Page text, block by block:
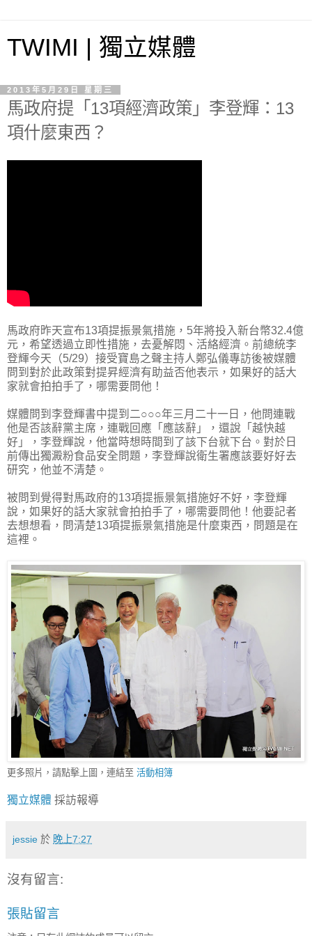
TWIMI | 獨立媒體
2013年5月29日 星期三
馬政府提「13項經濟政策」李登輝：13
項什麼東西？
馬政府昨天宣布13項提振景氣措施，5年將投入新台幣32.4億
元，希望透過立即性措施，去憂解悶、活絡經濟。前總統李
登輝今天（5/29）接受寶島之聲主持人鄭弘儀專訪後被媒體
問到對於此政策對提昇經濟有助益否他表示，如果好的話大
家就會拍拍手了，哪需要問他！
媒體問到李登輝書中提到二○○○年三月二十一日，他問連戰
他是否該辭黨主席，連戰回應「應該辭」，還說「越快越
好」，李登輝說，他當時想時間到了該下台就下台。對於日
前傳出獨澱粉食品安全問題，李登輝說衛生署應該要好好去
研究，他並不清楚。
被問到覺得對馬政府的13項提振景氣措施好不好，李登輝
說，如果好的話大家就會拍拍手了，哪需要問他！他要記者
去想想看，問清楚13項提振景氣措施是什麼東西，問題是在
這裡。
更多照片，請點擊上圖，連結至 活動相簿
獨立媒體 採訪報導
jessie 於 晚上7:27
沒有留言:
張貼留言